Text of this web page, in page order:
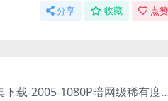
分享 收藏 点
下载-2005-1080P暗网级稀有度